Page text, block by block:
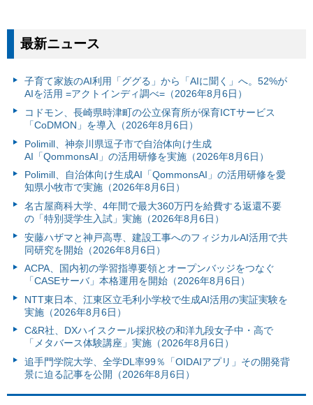
最新ニュース
子育て家族のAI利用「ググる」から「AIに聞く」へ。52%が
AIを活用 =アクトインディ調べ=（2026年8月6日）
コドモン、長崎県時津町の公立保育所が保育ICTサービス
「CoDMON」を導入（2026年8月6日）
Polimill、神奈川県逗子市で自治体向け生成
AI「QommonsAI」の活用研修を実施（2026年8月6日）
Polimill、自治体向け生成AI「QommonsAI」の活用研修を愛
知県小牧市で実施（2026年8月6日）
名古屋商科大学、4年間で最大360万円を給費する返還不要
の「特別奨学生入試」実施（2026年8月6日）
安藤ハザマと神戸高専、建設工事へのフィジカルAI活用で共
同研究を開始（2026年8月6日）
ACPA、国内初の学習指導要領とオープンバッジをつなぐ
「CASEサーバ」本格運用を開始（2026年8月6日）
NTT東日本、江東区立毛利小学校で生成AI活用の実証実験を
実施（2026年8月6日）
C&R社、DXハイスクール採択校の和洋九段女子中・高で
「メタバース体験講座」実施（2026年8月6日）
追手門学院大学、全学DL率99％「OIDAIアプリ」その開発背
景に迫る記事を公開（2026年8月6日）